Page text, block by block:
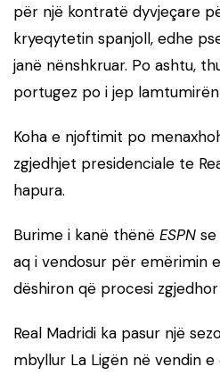
për një kontratë dyvjeçare
kryeqytetin spanjoll, edhe
janë nënshkruar. Po ashtu,
portugez po i jep
Koha e njoftimit po
zgjedhjet presidenciale te
hapura.
Burime i kanë thënë ESPN
aq i vendosur për emërimin
dëshiron që procesi
Real Madridi ka pasur një
mbyllur La Ligën në vendin